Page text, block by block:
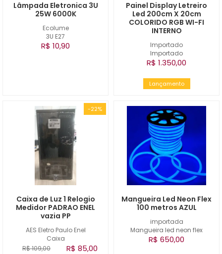
Ecolume
3U E27
Lâmpada Eletronica 3U
25W 6000K
R$ 10,90
Importado
Importado
Painel Display Letreiro
Led 200cm X 20cm
COLORIDO RGB WI-FI
INTERNO
R$ 1.350,00
Lançamento
-22%
AES Eletro Paulo Enel
Caixa
Caixa de Luz 1 Relogio
Medidor PADRAO ENEL
vazia PP
R$ 109,00 R$ 85,00
importada
Mangueira led neon flex
Mangueira Led Neon Flex
100 metros AZUL
R$ 650,00